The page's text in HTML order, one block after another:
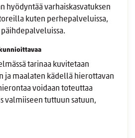
hyödyntää varhaiskasvatuksen
kuten perhepalveluissa,
päihdepalveluissa.
tarinaa kuvitetaan
ja maalaten kädellä hierottavan
voidaan toteuttaa
valmiiseen tuttuun satuun,